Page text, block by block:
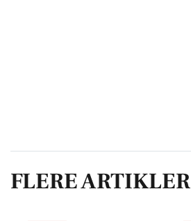
FLERE ARTIKLER